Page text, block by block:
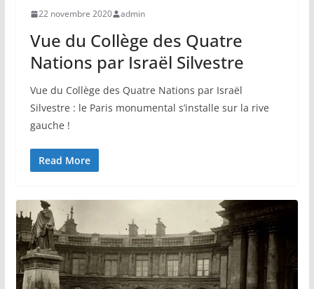
22 novembre 2020 admin
Vue du Collège des Quatre
Nations par Israël Silvestre
Vue du Collège des Quatre Nations par Israël
Silvestre : le Paris monumental s’installe sur la rive
gauche !
Read More